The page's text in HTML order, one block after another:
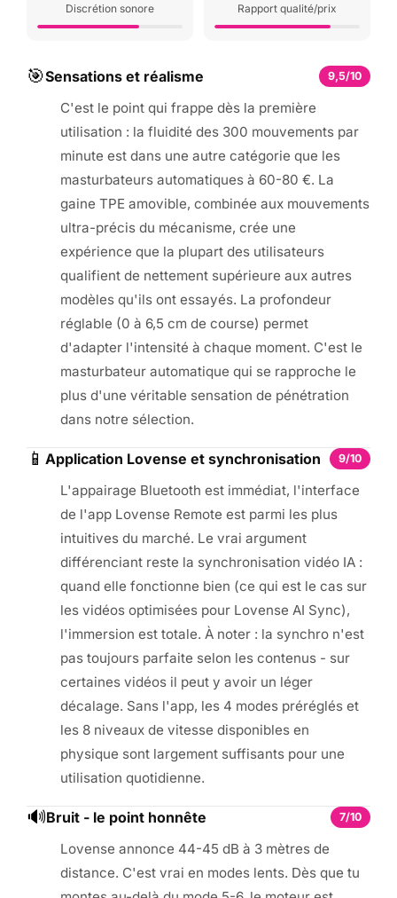
Discrétion sonore Rapport qualité/prix
🎯Sensations et réalisme 9,5/10
C'est le point qui frappe dès la première
utilisation : la fluidité des 300 mouvements par
minute est dans une autre catégorie que les
masturbateurs automatiques à 60-80 €. La
gaine TPE amovible, combinée aux mouvements
ultra-précis du mécanisme, crée une
expérience que la plupart des utilisateurs
qualifient de nettement supérieure aux autres
modèles qu'ils ont essayés. La profondeur
réglable (0 à 6,5 cm de course) permet
d'adapter l'intensité à chaque moment. C'est le
masturbateur automatique qui se rapproche le
plus d'une véritable sensation de pénétration
dans notre sélection.
📱 Application Lovense et synchronisation 9/10
L'appairage Bluetooth est immédiat, l'interface
de l'app Lovense Remote est parmi les plus
intuitives du marché. Le vrai argument
différenciant reste la synchronisation vidéo IA :
quand elle fonctionne bien (ce qui est le cas sur
les vidéos optimisées pour Lovense AI Sync),
l'immersion est totale. À noter : la synchro n'est
pas toujours parfaite selon les contenus - sur
certaines vidéos il peut y avoir un léger
décalage. Sans l'app, les 4 modes préréglés et
les 8 niveaux de vitesse disponibles en
physique sont largement suffisants pour une
utilisation quotidienne.
🔊Bruit - le point honnête 7/10
Lovense annonce 44-45 dB à 3 mètres de
distance. C'est vrai en modes lents. Dès que tu